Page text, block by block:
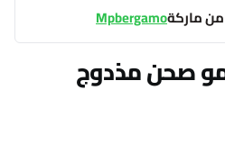
ماركةMpbergamo
صحن مذدوج